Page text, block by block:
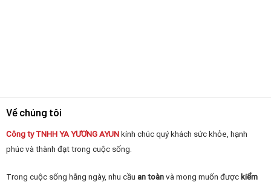
Về chúng tôi
Công ty TNHH YA YƯƠNG AYUNkính chúc quý khách sức khỏe, hạnh
phúc và thành đạt trong cuộc sống.
Trong cuộc sống hằng ngày, nhu cầu an toànvà mong muốn được kiểm